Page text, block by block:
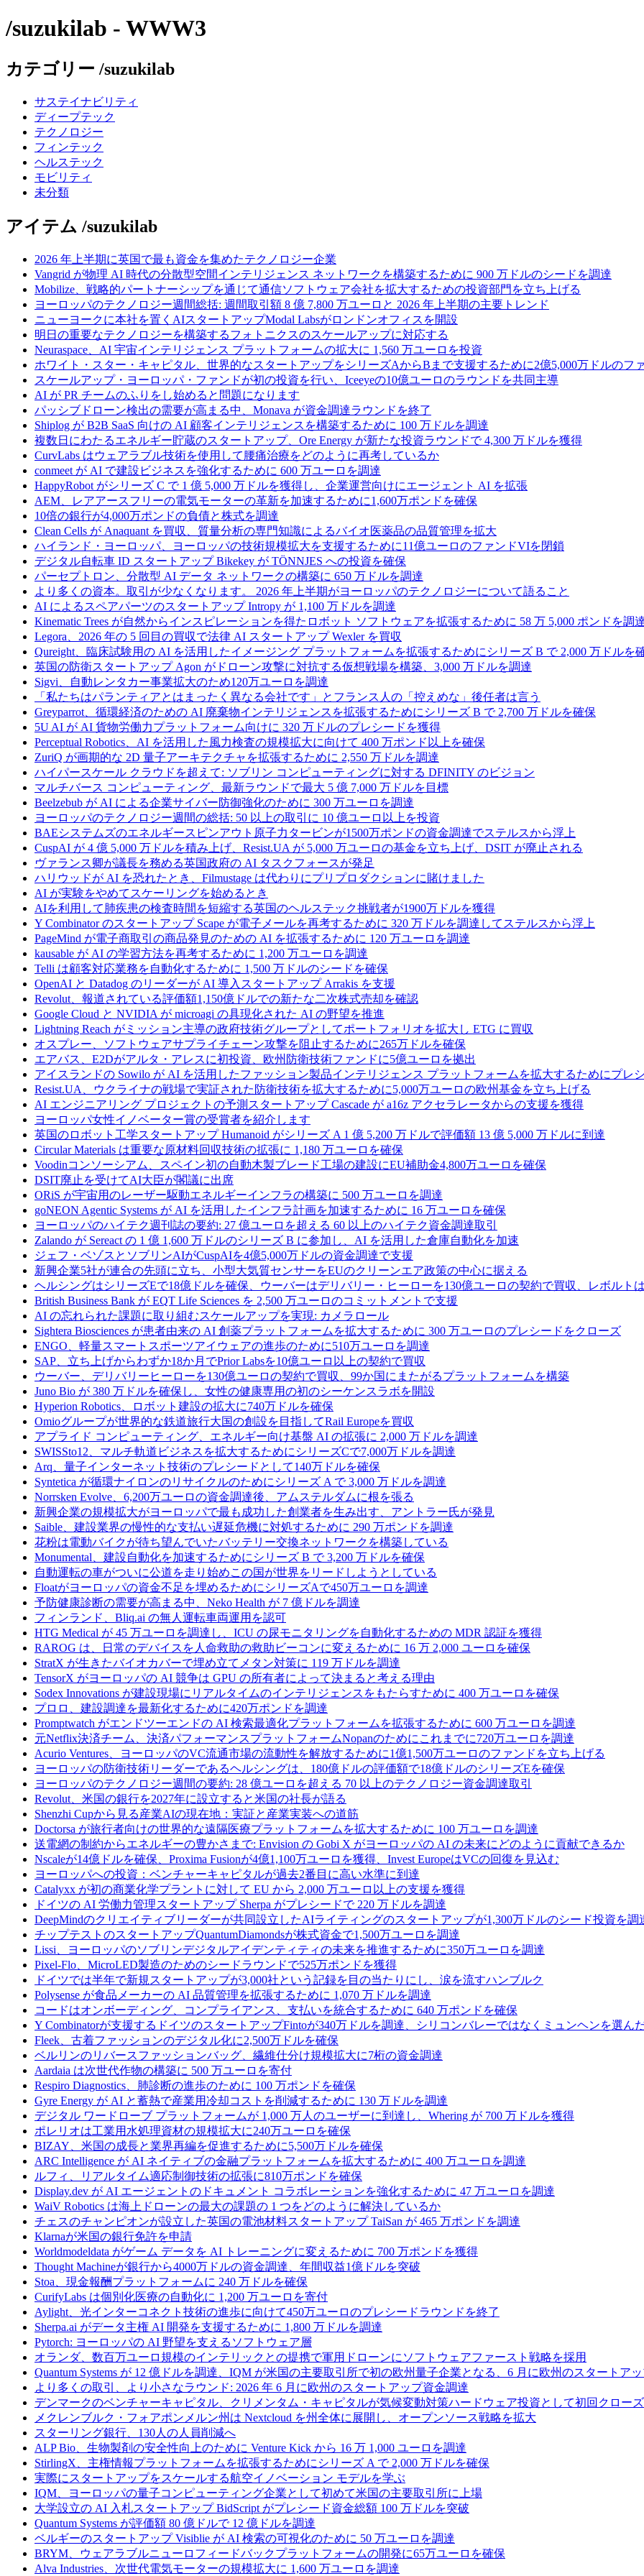
/suzukilab - WWW3
カテゴリー /suzukilab
サステイナビリティ
ディープテック
テクノロジー
フィンテック
ヘルステック
モビリティ
未分類
アイテム /suzukilab
2026 年上半期に英国で最も資金を集めたテクノロジー企業
Vangrid が物理 AI 時代の分散型空間インテリジェンス ネットワークを構築するために 900 万ドルのシードを調達
Mobilize、戦略的パートナーシップを通じて通信ソフトウェア会社を拡大するための投資部門を立ち上げる
ヨーロッパのテクノロジー週間総括: 週間取引額 8 億 7,800 万ユーロと 2026 年上半期の主要トレンド
ニューヨークに本社を置くAIスタートアップModal Labsがロンドンオフィスを開設
明日の重要なテクノロジーを構築するフォトニクスのスケールアップに対応する
Neuraspace、AI 宇宙インテリジェンス プラットフォームの拡大に 1,560 万ユーロを投資
ホワイト・スター・キャピタル、世界的なスタートアップをシリーズAからBまで支援するために2億5,000万ドルのフ
スケールアップ・ヨーロッパ・ファンドが初の投資を行い、Iceeyeの10億ユーロのラウンドを共同主導
AI が PR チームのふりをし始めると問題になります
パッシブドローン検出の需要が高まる中、Monava が資金調達ラウンドを終了
Shiplog が B2B SaaS 向けの AI 顧客インテリジェンスを構築するために 100 万ドルを調達
複数日にわたるエネルギー貯蔵のスタートアップ、Ore Energy が新たな投資ラウンドで 4,300 万ドルを獲得
CurvLabs はウェアラブル技術を使用して腰痛治療をどのように再考しているか
conmeet が AI で建設ビジネスを強化するために 600 万ユーロを調達
HappyRobot がシリーズ C で 1 億 5,000 万ドルを獲得し、企業運営向けにエージェント AI を拡張
AEM、レアアースフリーの電気モーターの革新を加速するために1,600万ポンドを確保
10倍の銀行が4,000万ポンドの負債と株式を調達
Clean Cells が Anaquant を買収、質量分析の専門知識によるバイオ医薬品の品質管理を拡大
ハイランド・ヨーロッパ、ヨーロッパの技術規模拡大を支援するために11億ユーロのファンドVIを閉鎖
デジタル自転車 ID スタートアップ Bikekey が TÖNNJES への投資を確保
パーセプトロン、分散型 AI データ ネットワークの構築に 650 万ドルを調達
より多くの資本。取引が少なくなります。 2026 年上半期がヨーロッパのテクノロジーについて語ること
AI によるスペアパーツのスタートアップ Intropy が 1,100 万ドルを調達
Kinematic Trees が自然からインスピレーションを得たロボット ソフトウェアを拡張するために 58 万 5,000 ポンドを調
Legora、2026 年の 5 回目の買収で法律 AI スタートアップ Wexler を買収
Qureight、臨床試験用の AI を活用したイメージング プラットフォームを拡張するためにシリーズ B で 2,000 万ドルを
英国の防衛スタートアップ Agon がドローン攻撃に対抗する仮想戦場を構築、3,000 万ドルを調達
Sigvi、自動レンタカー事業拡大のため120万ユーロを調達
「私たちはパランティアとはまったく異なる会社です」とフランス人の「控えめな」後任者は言う
Greyparrot、循環経済のための AI 廃棄物インテリジェンスを拡張するためにシリーズ B で 2,700 万ドルを確保
5U AI が AI 貨物労働力プラットフォーム向けに 320 万ドルのプレシードを獲得
Perceptual Robotics、AI を活用した風力検査の規模拡大に向けて 400 万ポンド以上を確保
ZuriQ が画期的な 2D 量子アーキテクチャを拡張するために 2,550 万ドルを調達
ハイパースケール クラウドを超えて: ソブリン コンピューティングに対する DFINITY のビジョン
マルチバース コンピューティング、最新ラウンドで最大 5 億 7,000 万ドルを目標
Beelzebub が AI による企業サイバー防御強化のために 300 万ユーロを調達
ヨーロッパのテクノロジー週間の総括: 50 以上の取引に 10 億ユーロ以上を投資
BAEシステムズのエネルギースピンアウト原子力タービンが1500万ポンドの資金調達でステルスから浮上
CuspAI が 4 億 5,000 万ドルを積み上げ、Resist.UA が 5,000 万ユーロの基金を立ち上げ、DSIT が廃止される
ヴァランス卿が議長を務める英国政府の AI タスクフォースが発足
ハリウッドが AI を恐れたとき、Filmustage は代わりにプリプロダクションに賭けました
AI が実験をやめてスケーリングを始めるとき
AIを利用して肺疾患の検査時間を短縮する英国のヘルステック挑戦者が1900万ドルを獲得
Y Combinator のスタートアップ Scape が電子メールを再考するために 320 万ドルを調達してステルスから浮上
PageMind が電子商取引の商品発見のための AI を拡張するために 120 万ユーロを調達
kausable が AI の学習方法を再考するために 1,200 万ユーロを調達
Telli は顧客対応業務を自動化するために 1,500 万ドルのシードを確保
OpenAI と Datadog のリーダーが AI 導入スタートアップ Arrakis を支援
Revolut、報道されている評価額1,150億ドルでの新たな二次株式売却を確認
Google Cloud と NVIDIA が microagi の具現化された AI の野望を推進
Lightning Reach がミッション主導の政府技術グループとしてポートフォリオを拡大し ETG に買収
オスプレー、ソフトウェアサプライチェーン攻撃を阻止するために265万ドルを確保
エアバス、E2Dがアルタ・アレスに初投資、欧州防衛技術ファンドに5億ユーロを拠出
アイスランドの Sowilo が AI を活用したファッション製品インテリジェンス プラットフォームを拡大するためにプレ
Resist.UA、ウクライナの戦場で実証された防衛技術を拡大するために5,000万ユーロの欧州基金を立ち上げる
AI エンジニアリング プロジェクトの予測スタートアップ Cascade が a16z アクセラレータからの支援を獲得
ヨーロッパ女性イノベーター賞の受賞者を紹介します
英国のロボット工学スタートアップ Humanoid がシリーズ A 1 億 5,200 万ドルで評価額 13 億 5,000 万ドルに到達
Circular Materials は重要な原材料回収技術の拡張に 1,180 万ユーロを確保
Voodinコンソーシアム、スペイン初の自動木製ブレード工場の建設にEU補助金4,800万ユーロを確保
DSIT廃止を受けてAI大臣が閣議に出席
ORiS が宇宙用のレーザー駆動エネルギーインフラの構築に 500 万ユーロを調達
goNEON Agentic Systems が AI を活用したインフラ計画を加速するために 16 万ユーロを確保
ヨーロッパのハイテク週刊誌の要約: 27 億ユーロを超える 60 以上のハイテク資金調達取引
Zalando が Sereact の 1 億 1,600 万ドルのシリーズ B に参加し、AI を活用した倉庫自動化を加速
ジェフ・ベゾスとソブリンAIがCuspAIを4億5,000万ドルの資金調達で支援
新興企業5社が連合の先頭に立ち、小型大気質センサーをEUのクリーンエア政策の中心に据える
ヘルシングはシリーズEで18億ドルを確保、ウーバーはデリバリー・ヒーローを130億ユーロの契約で買収、レボルト
British Business Bank が EQT Life Sciences を 2,500 万ユーロのコミットメントで支援
AI の忘れられた課題に取り組むスケールアップを実現: カメラロール
Sightera Biosciences が患者由来の AI 創薬プラットフォームを拡大するために 300 万ユーロのプレシードをクローズ
ENGO、軽量スマートスポーツアイウェアの進歩のために510万ユーロを調達
SAP、立ち上げからわずか18か月でPrior Labsを10億ユーロ以上の契約で買収
ウーバー、デリバリーヒーローを130億ユーロの契約で買収、99か国にまたがるプラットフォームを構築
Juno Bio が 380 万ドルを確保し、女性の健康専用の初のシーケンスラボを開設
Hyperion Robotics、ロボット建設の拡大に740万ドルを確保
Omioグループが世界的な鉄道旅行大国の創設を目指してRail Europeを買収
アプライド コンピューティング、エネルギー向け基盤 AI の拡張に 2,000 万ドルを調達
SWISSto12、マルチ軌道ビジネスを拡大するためにシリーズCで7,000万ドルを調達
Arq、量子インターネット技術のプレシードとして140万ドルを確保
Syntetica が循環ナイロンのリサイクルのためにシリーズ A で 3,000 万ドルを調達
Norrsken Evolve、6,200万ユーロの資金調達後、アムステルダムに根を張る
新興企業の規模拡大がヨーロッパで最も成功した創業者を生み出す、アントラー氏が発見
Saible、建設業界の慢性的な支払い遅延危機に対処するために 290 万ポンドを調達
花粉は電動バイクが待ち望んでいたバッテリー交換ネットワークを構築している
Monumental、建設自動化を加速するためにシリーズ B で 3,200 万ドルを確保
自動運転の車がついに公道を走り始めこの国が世界をリードしようとしている
Floatがヨーロッパの資金不足を埋めるためにシリーズAで450万ユーロを調達
予防健康診断の需要が高まる中、Neko Health が 7 億ドルを調達
フィンランド、Bliq.ai の無人運転車両運用を認可
HTG Medical が 45 万ユーロを調達し、ICU の尿モニタリングを自動化するための MDR 認証を獲得
RAROG は、日常のデバイスを人命救助の救助ビーコンに変えるために 16 万 2,000 ユーロを確保
StratX が生きたバイオカバーで埋め立てメタン対策に 119 万ドルを調達
TensorX がヨーロッパの AI 競争は GPU の所有者によって決まると考える理由
Sodex Innovations が建設現場にリアルタイムのインテリジェンスをもたらすために 400 万ユーロを確保
プロロ、建設調達を最新化するために420万ポンドを調達
Promptwatch がエンドツーエンドの AI 検索最適化プラットフォームを拡張するために 600 万ユーロを調達
元Netflix決済チーム、決済パフォーマンスプラットフォームNopanのためにこれまでに720万ユーロを調達
Acurio Ventures、ヨーロッパのVC流通市場の流動性を解放するために1億1,500万ユーロのファンドを立ち上げる
ヨーロッパの防衛技術リーダーであるヘルシングは、180億ドルの評価額で18億ドルのシリーズEを確保
ヨーロッパのテクノロジー週間の要約: 28 億ユーロを超える 70 以上のテクノロジー資金調達取引
Revolut、米国の銀行を2027年に設立すると米国の社長が語る
Shenzhi Cupから見る産業AIの現在地：実証と産業実装への道筋
Doctorsa が旅行者向けの世界的な遠隔医療プラットフォームを拡大するために 100 万ユーロを調達
送電網の制約からエネルギーの豊かさまで: Envision の Gobi X がヨーロッパの AI の未来にどのように貢献できるか
Nscaleが14億ドルを確保、Proxima Fusionが4億1,100万ユーロを獲得、Invest EuropeはVCの回復を見込む
ヨーロッパへの投資：ベンチャーキャピタルが過去2番目に高い水準に到達
Catalyxx が初の商業化学プラントに対して EU から 2,000 万ユーロ以上の支援を獲得
ドイツの AI 労働力管理スタートアップ Sherpa がプレシードで 220 万ドルを調達
DeepMindのクリエイティブリーダーが共同設立したAIライティングのスタートアップが1,300万ドルのシード投資を調
チップテストのスタートアップQuantumDiamondsが株式資金で1,500万ユーロを調達
Lissi、ヨーロッパのソブリンデジタルアイデンティティの未来を推進するために350万ユーロを調達
Pixel-Flo、MicroLED製造のためのシードラウンドで525万ポンドを獲得
ドイツでは半年で新規スタートアップが3,000社という記録を目の当たりにし、涙を流すハンブルク
Polysense が食品メーカーの AI 品質管理を拡張するために 1,070 万ドルを調達
コードはオンボーディング、コンプライアンス、支払いを統合するために 640 万ポンドを確保
Y Combinatorが支援するドイツのスタートアップFintoが340万ドルを調達、シリコンバレーではなくミュンヘンを選ん
Fleek、古着ファッションのデジタル化に2,500万ドルを確保
ベルリンのリバースファッションバッグ、繊維仕分け規模拡大に7桁の資金調達
Aardaia は次世代作物の構築に 500 万ユーロを寄付
Respiro Diagnostics、肺診断の進歩のために 100 万ポンドを確保
Gyre Energy が AI と蓄熱で産業用冷却コストを削減するために 130 万ドルを調達
デジタル ワードローブ プラットフォームが 1,000 万人のユーザーに到達し、Whering が 700 万ドルを獲得
ポレリオは工業用水処理資材の規模拡大に240万ユーロを確保
BIZAY、米国の成長と業界再編を促進するために5,500万ドルを確保
ARC Intelligence が AI ネイティブの金融プラットフォームを拡大するために 400 万ユーロを調達
ルフィ、リアルタイム適応制御技術の拡張に810万ポンドを確保
Display.dev が AI エージェントのドキュメント コラボレーションを強化するために 47 万ユーロを調達
WaiV Robotics は海上ドローンの最大の課題の 1 つをどのように解決しているか
チェスのチャンピオンが設立した英国の電池材料スタートアップ TaiSan が 465 万ポンドを調達
Klarnaが米国の銀行免許を申請
Worldmodeldata がゲーム データを AI トレーニングに変えるために 700 万ポンドを獲得
Thought Machineが銀行から4000万ドルの資金調達、年間収益1億ドルを突破
Stoa、現金報酬プラットフォームに 240 万ドルを確保
CurifyLabs は個別化医療の自動化に 1,200 万ユーロを寄付
Aylight、光インターコネクト技術の進歩に向けて450万ユーロのプレシードラウンドを終了
Sherpa.ai がデータ主権 AI 開発を支援するために 1,800 万ドルを調達
Pytorch: ヨーロッパの AI 野望を支えるソフトウェア層
オランダ、数百万ユーロ規模のインテリックとの提携で軍用ドローンにソフトウェアファースト戦略を採用
Quantum Systems が 12 億ドルを調達、IQM が米国の主要取引所で初の欧州量子企業となる、6 月に欧州のスタートア
より多くの取引、より小さなラウンド: 2026 年 6 月に欧州のスタートアップ資金調達
デンマークのベンチャーキャピタル、クリメンタム・キャピタルが気候変動対策ハードウェア投資として初回クロー
メクレンブルク・フォアポンメルン州は Nextcloud を州全体に展開し、オープンソース戦略を拡大
スターリング銀行、130人の人員削減へ
ALP Bio、生物製剤の安全性向上のために Venture Kick から 16 万 1,000 ユーロを調達
StirlingX、主権情報プラットフォームを拡張するためにシリーズ A で 2,000 万ドルを確保
実際にスタートアップをスケールする航空イノベーション モデルを学ぶ
IQM、ヨーロッパの量子コンピューティング企業として初めて米国の主要取引所に上場
大学設立の AI 入札スタートアップ BidScript がプレシード資金総額 100 万ドルを突破
Quantum Systems が評価額 80 億ドルで 12 億ドルを調達
ベルギーのスタートアップ Visiblie が AI 検索の可視化のために 50 万ユーロを調達
BRYM、ウェアラブルニューロフィードバックプラットフォームの開発に65万ユーロを確保
Alva Industries、次世代電気モーターの規模拡大に 1,600 万ユーロを調達